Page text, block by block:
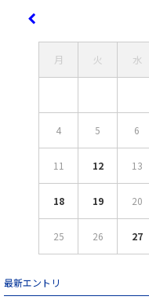
月 火 水
4 5 6
11 12 13
18 19 20
25 26 27
最新エントリ